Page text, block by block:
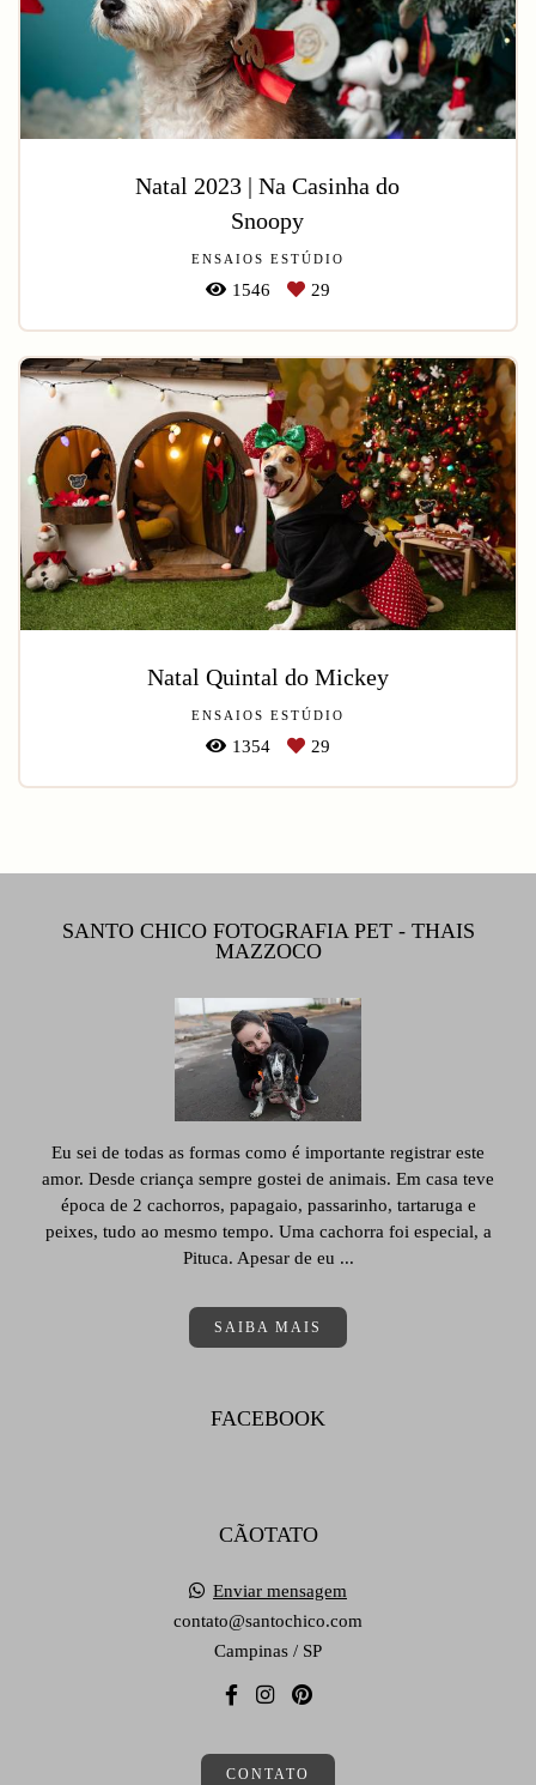
Natal 2023 | Na Casinha do
Snoopy
ENSAIOS ESTÚDIO
1546 29
Natal Quintal do Mickey
ENSAIOS ESTÚDIO
1354 29
SANTO CHICO FOTOGRAFIA PET - THAIS
MAZZOCO
Eu sei de todas as formas como é importante registrar este
amor. Desde criança sempre gostei de animais. Em casa teve
época de 2 cachorros, papagaio, passarinho, tartaruga e
peixes, tudo ao mesmo tempo. Uma cachorra foi especial, a
Pituca. Apesar de eu ...
SAIBA MAIS
FACEBOOK
CÃOTATO
Enviar mensagem
contato@santochico.com
Campinas / SP
CONTATO